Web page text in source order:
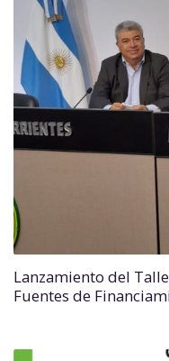
Lanzamiento del
Fuentes de